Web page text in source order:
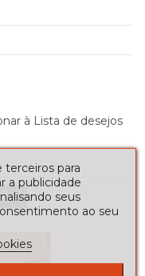
à Lista de desejos
terceiros para
a publicidade
seus
ao seu